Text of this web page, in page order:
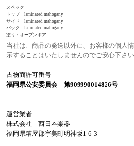
スペック
トップ：laminated mahogany
サイド：laminated mahogany
バック：laminated mahogany
塗り：オープンポア
当社は、商品の発送以外に、お客様の個人
示することはいたしませんのでご安心下さい
古物商許可番号
福岡県公安委員会 第909990014826号
運営業者
株式会社 西日本楽器
福岡県糟屋郡宇美町明神坂1-6-3